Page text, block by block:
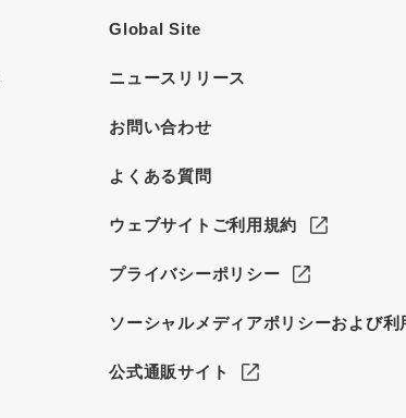
Global Site
ニュースリリース
お問い合わせ
よくある質問
ウェブサイトご利用規約
プライバシーポリシー
ソーシャルメディアポリシーおよび利
公式通販サイト